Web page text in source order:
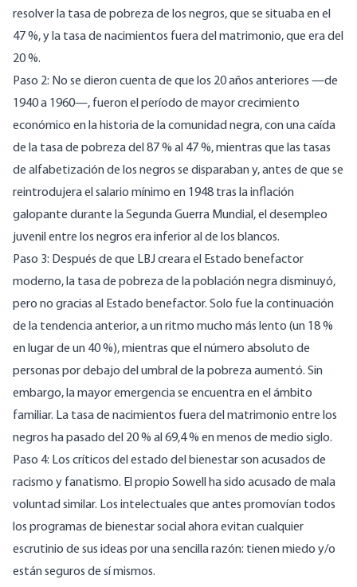
resolver la tasa de pobreza de los negros, que se situaba en el
47 %, y la tasa de nacimientos fuera del matrimonio, que eradel
20%.
Paso 2: No se dieron cuenta de que los 20 años anteriores —de
1940 a 1960—, fueron el período de mayor crecimiento
económico en la historia de la comunidad negra, con una caída
de la tasa de pobreza del 87 % al 47 %, mientras que las tasas
de alfabetización de los negros se disparaban y, antes de que se
reintrodujera el salario mínimo en 1948 tras la inflación
galopante durante la Segunda Guerra Mundial,el desempleo
juvenil entre los negros era inferior al de los blancos.
Paso 3: Después de que LBJ creara el Estado benefactor
moderno, la tasa de pobreza de la población negra disminuyó,
pero no gracias al Estado benefactor. Solo fue la continuación
de la tendencia anterior, a un ritmo mucho más lento (un 18 %
en lugar de un 40 %), mientras que el número absoluto de
personas por debajo del umbral de la pobreza aumentó. Sin
embargo, la mayor emergencia se encuentra en el ámbito
familiar. La tasa de nacimientos fuera del matrimonio entre los
negros ha pasado del 20 % al 69,4 % en menos de medio siglo.
Paso 4: Los críticos del estado del bienestar son acusados de
racismo y fanatismo. El propio Sowell ha sido acusado de mala
voluntad similar. Los intelectuales que antes promovían todos
los programas de bienestar social ahora evitan cualquier
escrutinio de sus ideas por una sencilla razón: tienen miedo y/o
están seguros de sí mismos.